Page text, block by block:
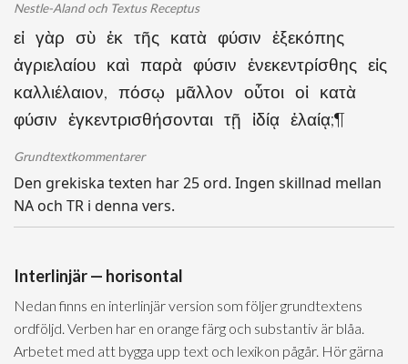
Nestle-Aland och Textus Receptus
εἰ γὰρ σὺ ἐκ τῆς κατὰ φύσιν ἐξεκόπης
ἀγριελαίου καὶ παρὰ φύσιν ἐνεκεντρίσθης εἰς
καλλιέλαιον, πόσῳ μᾶλλον οὗτοι οἱ κατὰ
φύσιν ἐγκεντρισθήσονται τῇ ἰδίᾳ ἐλαίᾳ;¶
Grundtextkommentarer
Den grekiska texten har 25 ord. Ingen skillnad mellan
NA och TR i denna vers.
Interlinjär — horisontal
Nedan finns en interlinjär version som följer grundtextens
ordföljd. Verben har en orange färg och substantiv är blåa.
Arbetet med att bygga upp text och lexikon pågår. Hör gärna